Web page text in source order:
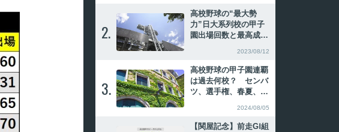
2.
高校野球の“最大勢
力”日大系列校の甲子
園出場回数と最高成
2023/08/12
3.
高校野球の甲子園連覇
は過去何校？ センバ
ツ、選手権、春夏、夏
2024/08/05
【関屋記念】前走GⅠ組